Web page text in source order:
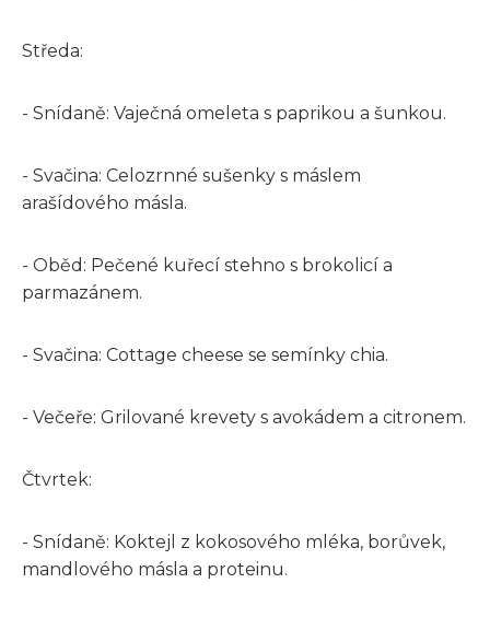
Středa:
- Snídaně: Vaječná omeleta s paprikou a šunkou.
- Svačina: Celozrnné sušenky s máslem
arašídového másla.
- Oběd: Pečené kuřecí stehno s brokolicí a
parmazánem.
- Svačina: Cottage cheese se semínky chia.
- Večeře: Grilované krevety s avokádem a citronem.
Čtvrtek:
- Snídaně: Koktejl z kokosového mléka, borůvek,
mandlového másla a proteinu.